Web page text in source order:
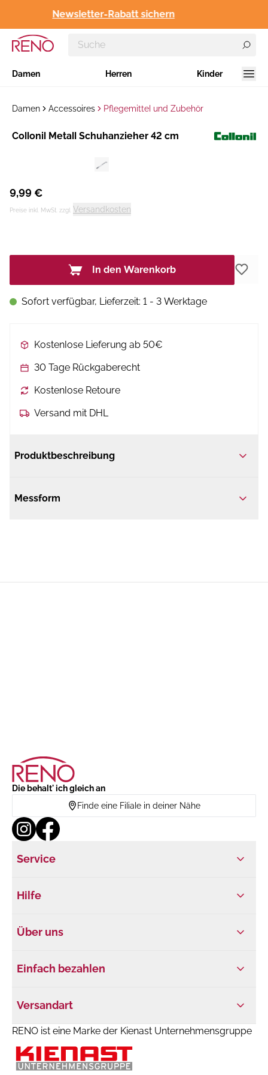
Newsletter-Rabatt sichern
Damen Herren Kinder
Damen Accessoires Pflegemittel und Zubehör
Hersteller :
Collonil Metall Schuhanzieher 42 cm
9,99 €
Preise inkl. MwSt. zzgl. Versandkosten
In den Warenkorb
Sofort verfügbar, Lieferzeit: 1 - 3 Werktage
Kostenlose Lieferung ab 50€
30 Tage Rückgaberecht
Kostenlose Retoure
Versand mit DHL
Produktbeschreibung
Messform
Die behalt' ich gleich an
Finde eine Filiale in deiner Nähe
Service
Hilfe
Über uns
Einfach bezahlen
Versandart
RENO ist eine Marke der Kienast Unternehmensgruppe